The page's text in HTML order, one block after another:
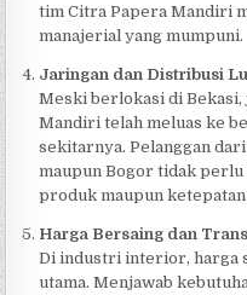
tim Citra Papera Mandiri
manajerial yang mumpuni.
Jaringan dan Distribusi
Meski berlokasi di
Mandiri telah meluas ke
sekitarnya. Pelanggan
maupun Bogor tidak
produk maupun ketepatan
Harga Bersaing dan
Di industri interior, harga
utama. Menjawab